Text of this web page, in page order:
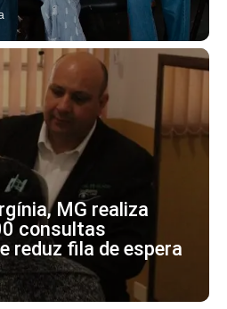
MG realiza
consultas
reduz fila de espera